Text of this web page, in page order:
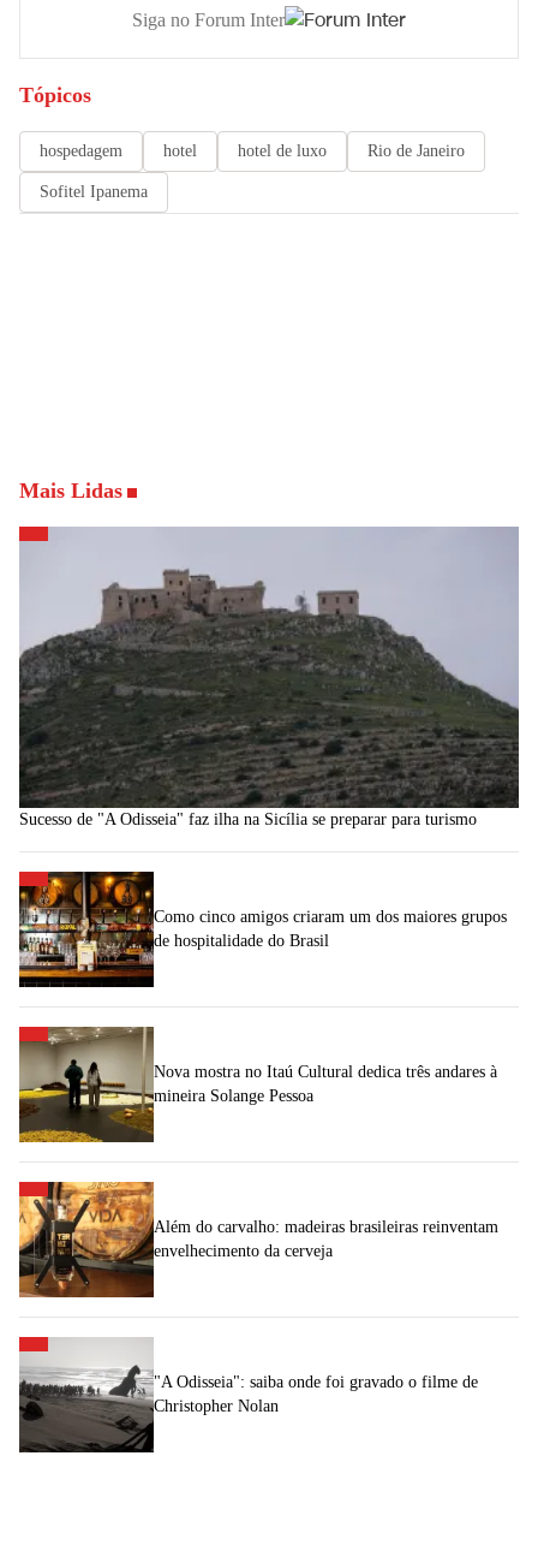
Siga no Forum Inter
Tópicos
hospedagem hotel hotel de luxo Rio de Janeiro
Sofitel Ipanema
Mais Lidas
Sucesso de "A Odisseia" faz ilha na Sicília se preparar para turismo
Como cinco amigos criaram um dos maiores grupos
de hospitalidade do Brasil
Nova mostra no Itaú Cultural dedica três andares à
mineira Solange Pessoa
Além do carvalho: madeiras brasileiras reinventam
envelhecimento da cerveja
"A Odisseia": saiba onde foi gravado o filme de
Christopher Nolan